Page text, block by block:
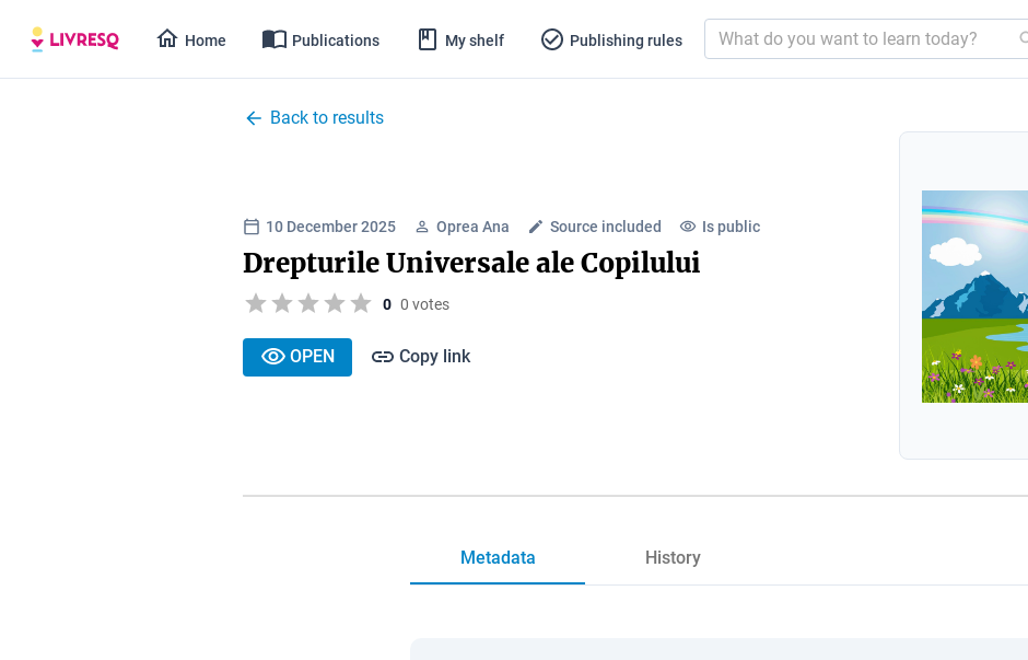
Home Publications My shelf Publishing rules
Back to results
10 December 2025 Oprea Ana Source included Is public
Drepturile Universale ale Copilului
0 0 votes
OPEN Copy link
Metadata History